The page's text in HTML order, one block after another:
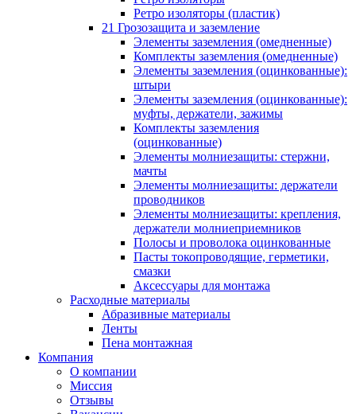
Ретро изоляторы (пластик)
21 Грозозащита и заземление
Элементы заземления (омедненные)
Комплекты заземления (омедненные)
Элементы заземления (оцинкованные):
штыри
Элементы заземления (оцинкованные):
муфты, держатели, зажимы
Комплекты заземления
(оцинкованные)
Элементы молниезащиты: стержни,
мачты
Элементы молниезащиты: держатели
проводников
Элементы молниезащиты: крепления,
держатели молниеприемников
Полосы и проволока оцинкованные
Пасты токопроводящие, герметики,
смазки
Аксессуары для монтажа
Расходные материалы
Абразивные материалы
Ленты
Пена монтажная
Компания
О компании
Миссия
Отзывы